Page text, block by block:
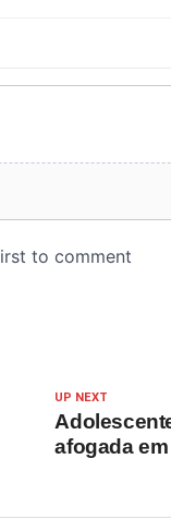
UP NEXT
afogada